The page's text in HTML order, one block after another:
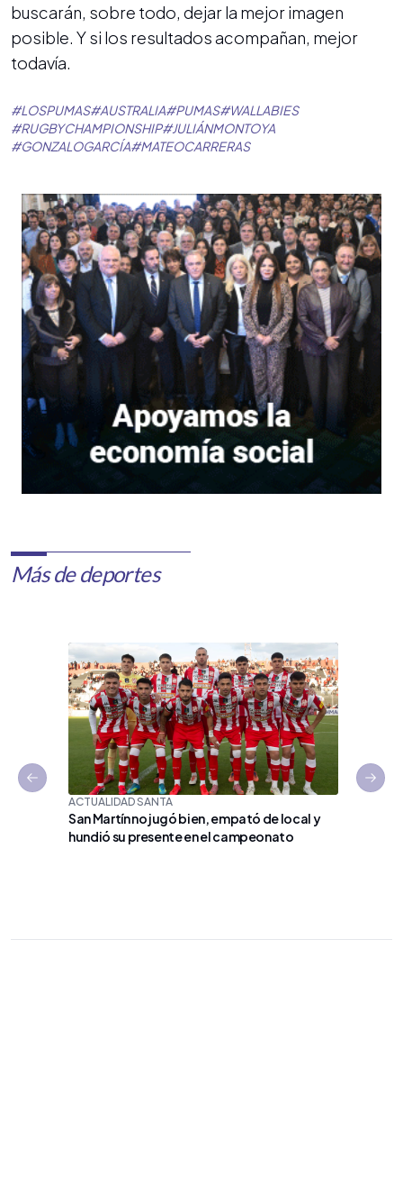
buscarán, sobre todo, dejar la mejor imagen
posible. Y si los resultados acompañan, mejor
todavía.
#LOSPUMAS#AUSTRALIA#PUMAS#WALLABIES
#RUGBYCHAMPIONSHIP#JULIÁNMONTOYA
#GONZALOGARCÍA#MATEOCARRERAS
Más de deportes
ACTUALIDAD SANTA
San Martín no jugó bien, empató de local y
hundió su presente en el campeonato
Previous slide Next